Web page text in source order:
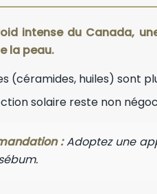
intense du Canada,
la peau.
(céramides, huiles) sont
solaire reste non
:Adoptez une